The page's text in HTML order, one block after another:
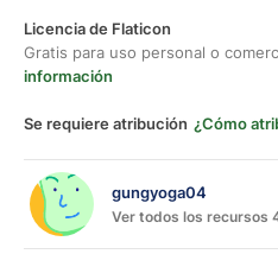
Licencia de Flaticon
Gratis para uso personal o
información
Se requiere atribución ¿Cómo
gungyoga04
Ver todos los recursos